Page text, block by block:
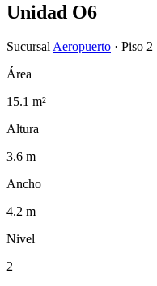
Unidad O6
Sucursal Aeropuerto · Piso 2
Área
15.1 m²
Altura
3.6 m
Ancho
4.2 m
Nivel
2